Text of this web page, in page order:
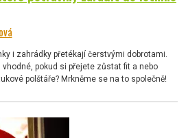
i zahrádky přetékají čerstvými dobrotami.
pokud si přejete zůstat fit a nebo
polštáře? Mrkněme se na to společně!